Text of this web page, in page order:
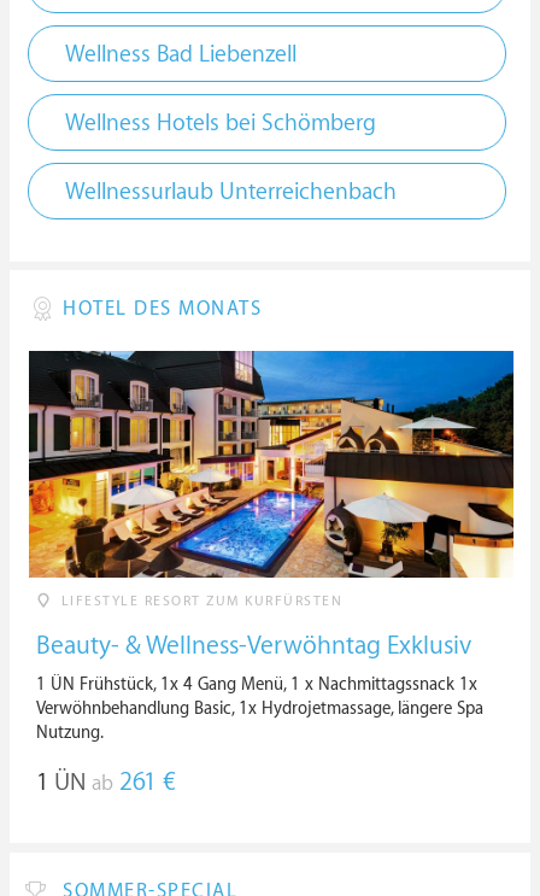
Wellness Bad Liebenzell
Wellness Hotels bei Schömberg
Wellnessurlaub Unterreichenbach
HOTEL DES MONATS
LIFESTYLE RESORT ZUM KURFÜRSTEN
Beauty- & Wellness-Verwöhntag Exklusiv
1 ÜN Frühstück, 1x 4 Gang Menü, 1 x Nachmittagssnack 1x
Verwöhnbehandlung Basic, 1x Hydrojetmassage, längere Spa
Nutzung.
1 ÜN ab 261 €
SOMMER-SPECIAL